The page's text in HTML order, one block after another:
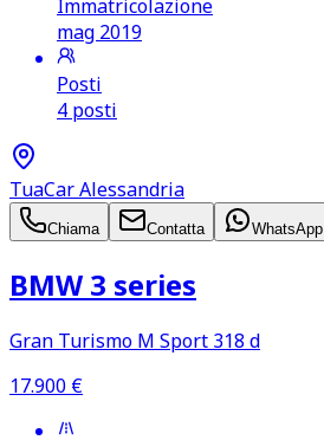
Immatricolazione
mag 2019
Posti
4 posti
TuaCar Alessandria
Chiama Contatta WhatsApp
BMW 3 series
Gran Turismo M Sport 318 d
17.900 €